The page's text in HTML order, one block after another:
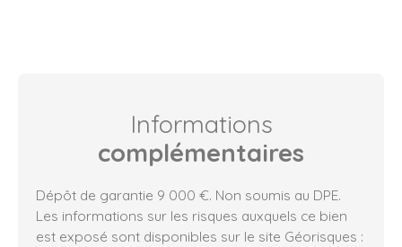
Informations
complémentaires
Dépôt de garantie 9 000 €. Non soumis au DPE.
Les informations sur les risques auxquels ce bien
est exposé sont disponibles sur le site Géorisques :